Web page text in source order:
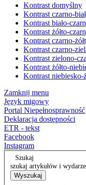
Kontrast domyślny
Kontrast czarno-
Kontrast biało-
Kontrast żółto-
Kontrast czarno-
Kontrast czarno-
Kontrast zielono-
Kontrast żółto-
Kontrast niebiesko-
Zamknij menu
Język migowy
Portal Niepełnosprawność
Deklaracja dostępności
ETR - tekst
Facebook
Instagram
Szukaj
szukaj artykułów i
Wyszukaj